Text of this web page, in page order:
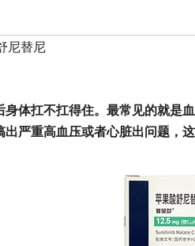
尼替尼
身体扛不扛得住。最常见的就是
严重高血压或者心脏出问题，这